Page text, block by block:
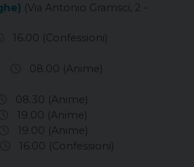
(Via Antonio Gramsci, 2 -
16.00 (Confessioni)
08.00 (Anime)
08.30 (Anime)
19.00 (Anime)
19.00 (Anime)
16.00 (Confessioni)